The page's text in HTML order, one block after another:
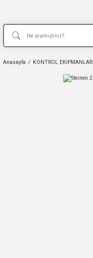
Anasayfa KONTROL EKİPMANLARI